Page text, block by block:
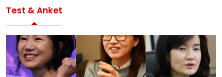
Test & Anket